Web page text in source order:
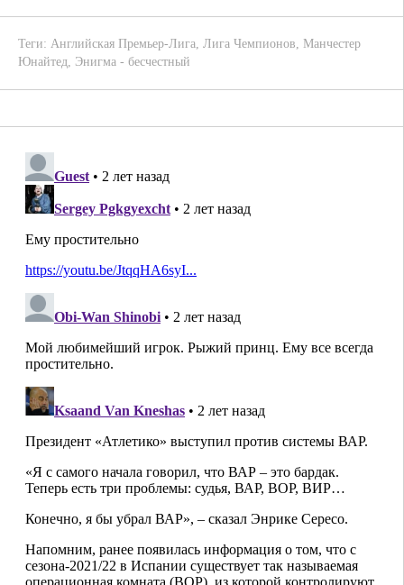
Теги: Английская Премьер-Лига, Лига Чемпионов, Манчестер
Юнайтед, Энигма - бесчестный